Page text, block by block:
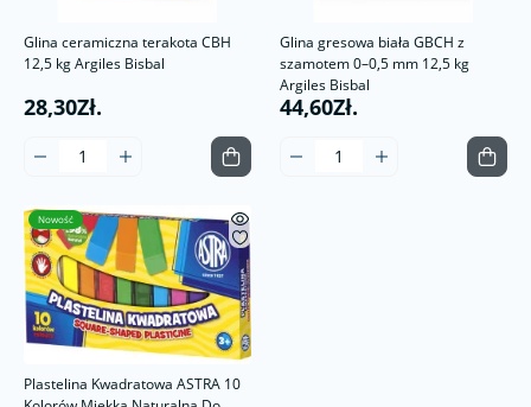
Glina ceramiczna terakota CBH
12,5 kg Argiles Bisbal
28,30Zł.
Glina gresowa biała GBCH z
szamotem 0–0,5 mm 12,5 kg
Argiles Bisbal
44,60Zł.
Nowość
Plastelina Kwadratowa ASTRA 10